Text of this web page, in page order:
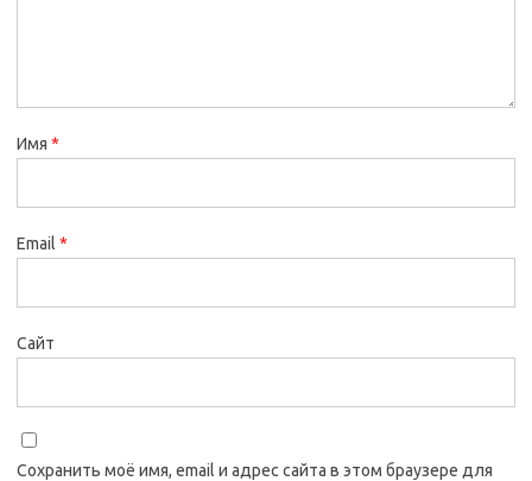
Имя *
Email *
Сайт
Сохранить моё имя, email и адрес сайта в этом браузере для